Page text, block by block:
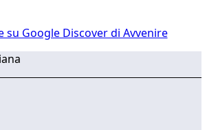
su Google Discover di Avvenire